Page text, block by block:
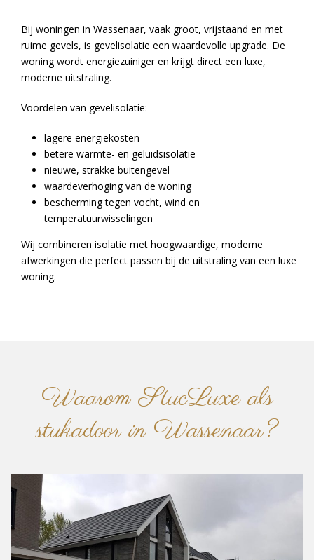
Bij woningen in Wassenaar, vaak groot, vrijstaand en met
ruime gevels, is gevelisolatie een waardevolle upgrade. De
woning wordt energiezuiniger en krijgt direct een luxe,
moderne uitstraling.
Voordelen van gevelisolatie:
lagere energiekosten
betere warmte- en geluidsisolatie
nieuwe, strakke buitengevel
waardeverhoging van de woning
bescherming tegen vocht, wind en
temperatuurwisselingen
Wij combineren isolatie met hoogwaardige, moderne
afwerkingen die perfect passen bij de uitstraling van een luxe
woning.
Waarom StucLuxe als
stukadoor in Wassenaar?